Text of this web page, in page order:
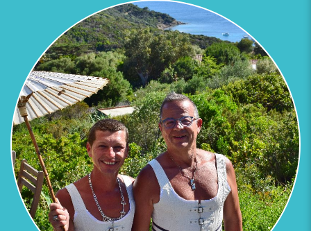
LA VUE DEPUIS LA MINI VILLA LADY FRED
Previous Next